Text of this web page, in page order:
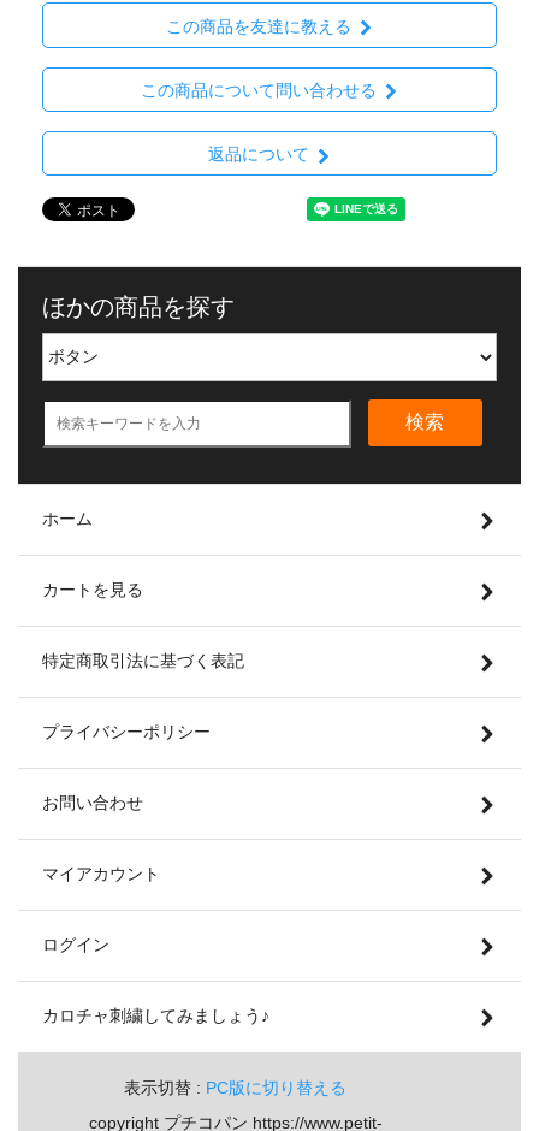
この商品を友達に教える
この商品について問い合わせる
返品について
ほかの商品を探す
検索
ホーム
カートを見る
特定商取引法に基づく表記
プライバシーポリシー
お問い合わせ
マイアカウント
ログイン
カロチャ刺繍してみましょう♪
表示切替 : PC版に切り替える
copyright プチコパン https://www.petit-